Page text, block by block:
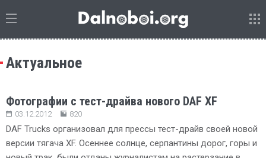
Актуальное
Фотографии с тест-драйва нового DAF XF
03.12.2012 820
DAF Trucks организовал для прессы тест-драйв своей новой
версии тягача XF. Осеннее солнце, серпантины дорог, горы и